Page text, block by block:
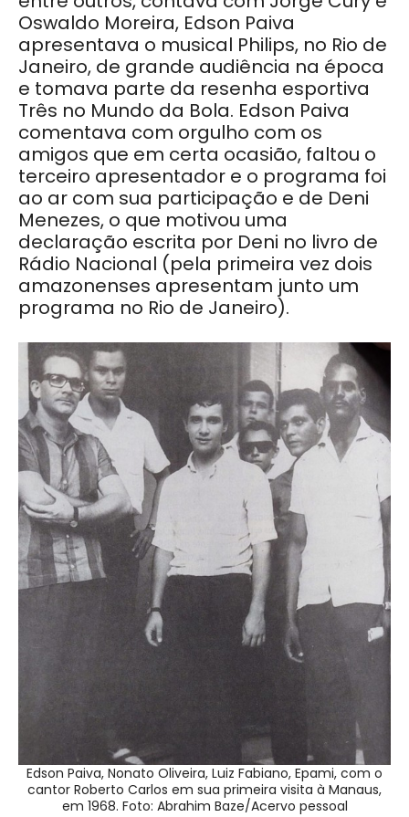
Oswaldo Moreira, Edson Paiva
apresentava o musical Philips, no Rio de
Janeiro, de grande audiência na época
e tomava parte da resenha esportiva
Três no Mundo da Bola. Edson Paiva
comentava com orgulho com os
amigos que em certa ocasião, faltou o
terceiro apresentador e o programa foi
ao ar com sua participação e de Deni
Menezes, o que motivou uma
declaração escrita por Deni no livro de
Rádio Nacional (pela primeira vez dois
amazonenses apresentam junto um
programa no Rio de Janeiro).
Edson Paiva, Nonato Oliveira, Luiz Fabiano, Epami, com o
cantor Roberto Carlos em sua primeira visita à Manaus,
em 1968. Foto: Abrahim Baze/Acervo pessoal